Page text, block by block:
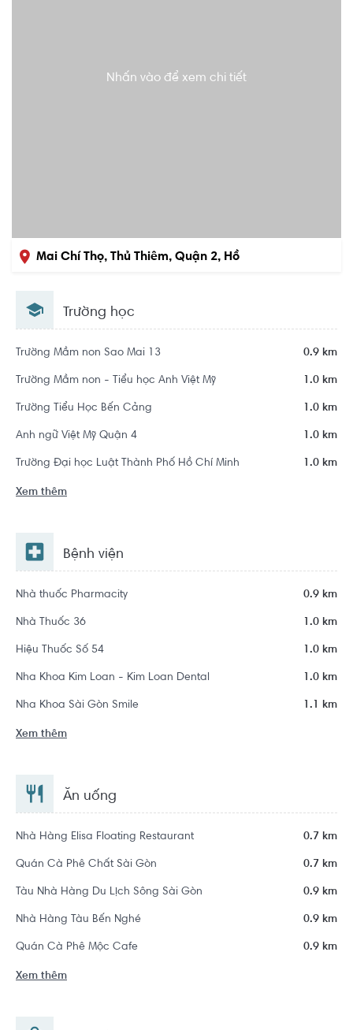
Nhấn vào để xem chi tiết
Mai Chí Thọ, Thủ Thiêm, Quận 2, Hồ
Khu dân cư Khu đô thị mới Thủ Thiêm
Trường học
Trường Mầm non Sao Mai 13 0.9 km
Trường Mầm non - Tiểu học Anh Việt Mỹ 1.0 km
Trường Tiểu Học Bến Cảng 1.0 km
Anh ngữ Việt Mỹ Quận 4 1.0 km
Trường Đại học Luật Thành Phố Hồ Chí Minh 1.0 km
Xem thêm
Bệnh viện
Nhà thuốc Pharmacity 0.9 km
Nhà Thuốc 36 1.0 km
Hiệu Thuốc Số 54 1.0 km
Nha Khoa Kim Loan - Kim Loan Dental 1.0 km
Nha Khoa Sài Gòn Smile 1.1 km
Xem thêm
Ăn uống
Nhà Hàng Elisa Floating Restaurant 0.7 km
Quán Cà Phê Chất Sài Gòn 0.7 km
Tàu Nhà Hàng Du Lịch Sông Sài Gòn 0.9 km
Nhà Hàng Tàu Bến Nghé 0.9 km
Quán Cà Phê Mộc Cafe 0.9 km
Xem thêm